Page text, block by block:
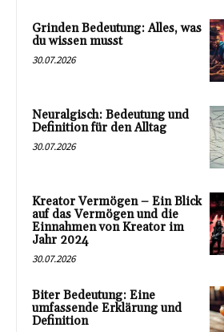
Grinden Bedeutung: Alles, was
du wissen musst
30.07.2026
Neuralgisch: Bedeutung und
Definition für den Alltag
30.07.2026
Kreator Vermögen – Ein Blick
auf das Vermögen und die
Einnahmen von Kreator im
Jahr 2024
30.07.2026
Biter Bedeutung: Eine
umfassende Erklärung und
Definition